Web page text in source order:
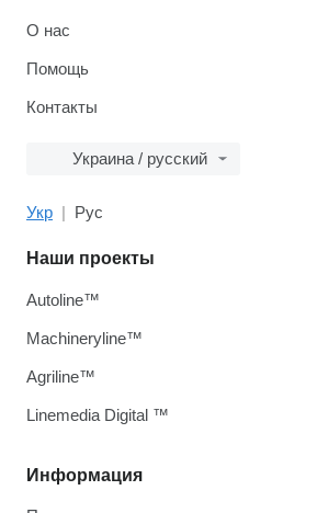
О нас
Помощь
Контакты
Украина / русский
Укр Рус
Информация
Наши проекты
Autoline™
Machineryline™
Agriline™
Linemedia Digital ™